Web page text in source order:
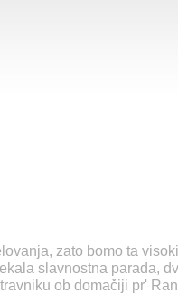
zato bomo ta
slavnostna parada,
ob domačiji pr'